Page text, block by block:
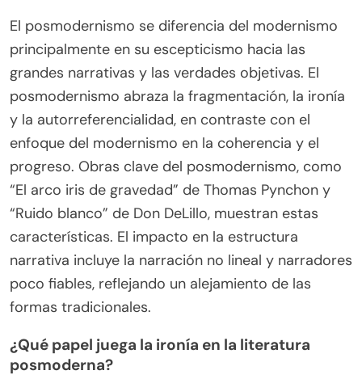
El posmodernismo se diferencia del modernismo
principalmente en su escepticismo hacia las
grandes narrativas y las verdades objetivas. El
posmodernismo abraza la fragmentación, la ironía
y la autorreferencialidad, en contraste con el
enfoque del modernismo en la coherencia y el
progreso. Obras clave del posmodernismo, como
“El arco iris de gravedad” de Thomas Pynchon y
“Ruido blanco” de Don DeLillo, muestran estas
características. El impacto en la estructura
narrativa incluye la narración no lineal y narradores
poco fiables, reflejando un alejamiento de las
formas tradicionales.
¿Qué papel juega la ironía en la literatura
posmoderna?